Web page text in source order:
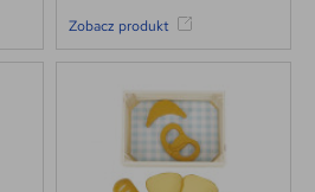
Zobacz produkt